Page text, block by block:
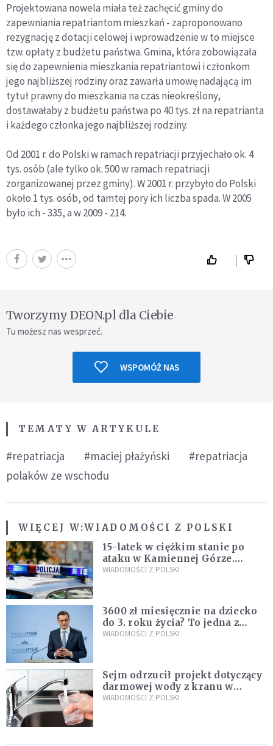
Projektowana nowela miała też zachęcić gminy do
zapewniania repatriantom mieszkań - zaproponowano
rezygnację z dotacji celowej i wprowadzenie w to miejsce
tzw. opłaty z budżetu państwa. Gmina, która zobowiązała
się do zapewnienia mieszkania repatriantowi i członkom
jego najbliższej rodziny oraz zawarła umowę nadającą im
tytuł prawny do mieszkania na czas nieokreślony,
dostawałaby z budżetu państwa po 40 tys. zł na repatrianta
i każdego członka jego najbliższej rodziny.
Od 2001 r. do Polski w ramach repatriacji przyjechało ok. 4
tys. osób (ale tylko ok. 500 w ramach repatriacji
zorganizowanej przez gminy). W 2001 r. przybyło do Polski
około 1 tys. osób, od tamtej pory ich liczba spada. W 2005
było ich - 335, a w 2009 - 214.
Tworzymy DEON.pl dla Ciebie
Tu możesz nas wesprzeć.
WSPOMÓŻ NAS
TEMATY W ARTYKULE
#repatriacja #maciej płażyński
#repatriacja
polaków ze wschodu
WIĘCEJ W:WIADOMOŚCI Z POLSKI
15-latek w ciężkim stanie po
ataku w Kamiennej Górze.
Policja zatrzymała dwóch
WIADOMOŚCI Z POLSKI
3600 zł miesięcznie na dziecko
do 3. roku życia? To jedna z
propozycji programu "Rozwój
WIADOMOŚCI Z POLSKI
Sejm odrzucił projekt dotyczący
darmowej wody z kranu w
restauracjach
WIADOMOŚCI Z POLSKI